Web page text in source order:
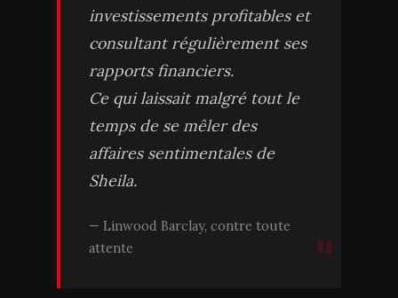
investissements profitables et
consultant régulièrement ses
rapports financiers.
Ce qui laissait malgré tout le
temps de se mêler des
affaires sentimentales de
Sheila.
Linwood Barclay, contre toute
attente